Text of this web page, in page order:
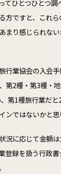
てひとつひとつ調
方ですと、これ
まり感じられな
行業協会の入会
第2種・第3種・
第1種旅行業だ
ンではないかと思
況に応じて金額
登録を扱う行政